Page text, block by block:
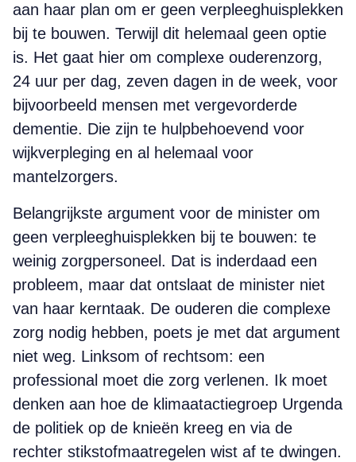
aan haar plan om er geen verpleeghuisplekken
bij te bouwen. Terwijl dit helemaal geen optie
is. Het gaat hier om complexe ouderenzorg,
24 uur per dag, zeven dagen in de week, voor
bijvoorbeeld mensen met vergevorderde
dementie. Die zijn te hulpbehoevend voor
wijkverpleging en al helemaal voor
mantelzorgers.
Belangrijkste argument voor de minister om
geen verpleeghuisplekken bij te bouwen: te
weinig zorgpersoneel. Dat is inderdaad een
probleem, maar dat ontslaat de minister niet
van haar kerntaak. De ouderen die complexe
zorg nodig hebben, poets je met dat argument
niet weg. Linksom of rechtsom: een
professional moet die zorg verlenen. Ik moet
denken aan hoe de klimaatactiegroep Urgenda
de politiek op de knieën kreeg en via de
rechter stikstofmaatregelen wist af te dwingen.